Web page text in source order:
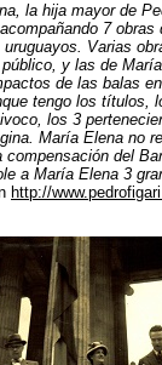
la hija mayor de
7
Varias
y las de
de las balas
tengo los títulos,
los 3
María Elena no
compensación del
a María Elena 3
http://